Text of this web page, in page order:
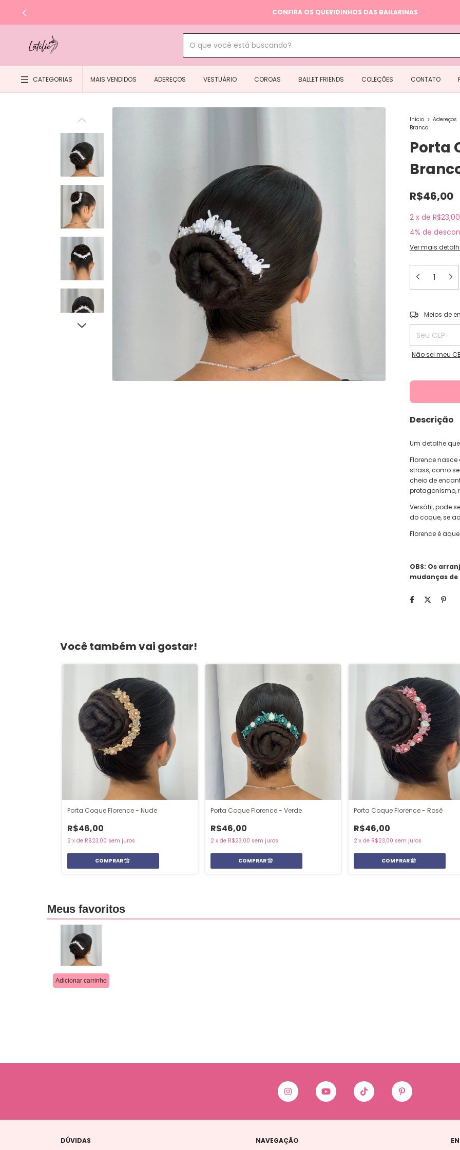
CONFIRA OS QUERIDINHOS DAS BAILARINAS
CATEGORIAS MAIS VENDIDOS ADEREÇOS VESTUÁRIO COROAS BALLET FRIENDS COLEÇÕES CONTATO
Início > Adereços
Branco
Porta
R$46,00
2 x de R$23,00
4% de
Ver mais
Entregas para o
Meios de
Não sei meu
Descrição
Um detalhe
Florence
strass, como
cheio de
protagonismo,
Versátil, pode
do coque, se
Florence é
OBS: Os
mudanças
Você também vai gostar!
Porta Coque Florence - Nude
R$46,00
2 x de R$23,00 sem juros
Porta Coque Florence - Verde
R$46,00
2 x de R$23,00 sem juros
Porta Coque Florence - Rosê
R$46,00
2 x de R$23,00 sem juros
DÚVIDAS NAVEGAÇÃO